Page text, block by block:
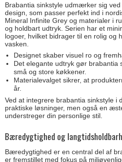
Brabantia sinkstyle udmærker sig
design, som passer perfekt ind i
Mineral Infinite Grey og materialer i
og holdbart udtryk. Serien har et
logoer, hvilket bidrager til en rolig og
vasken.
Designet skaber visuel ro og
Det elegante udtryk gør brabantia
små og store køkkener.
Materialevalget sikrer, at
år.
Ved at integrere brabantia sinkstyle i
praktiske løsninger, men også en
understreger din personlige stil.
Bæredygtighed og
Bæredygtighed er en central del af
er fremstillet med fokus på